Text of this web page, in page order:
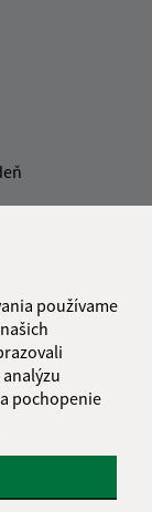
používame
pochopenie